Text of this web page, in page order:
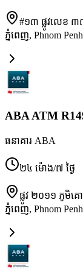
#១៣ ផ្លូវលេខ
ភ្នំពេញ, Phnom Penh
ABA ATM
ធនាគារ ABA
២៤ ម៉ោង/៧ ថ្ងៃ
ផ្លូវ ២០១១ ភូមិគ
ភ្នំពេញ, Phnom Penh